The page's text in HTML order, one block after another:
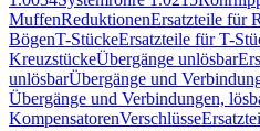
MuffenReduktionenErsatzteile für
BögenT-StückeErsatzteile für T-
KreuzstückeÜbergänge unlösbar
unlösbarÜbergänge und
Übergänge und Verbindungen,
KompensatorenVerschlüsse